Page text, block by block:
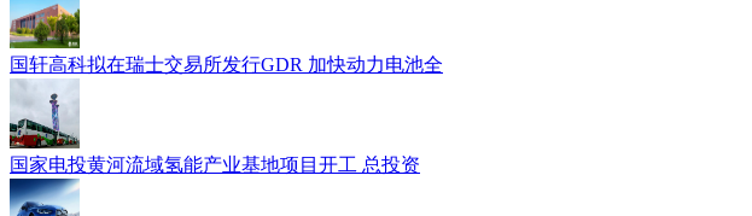
国轩高科拟在瑞士交易所发行GDR 加快动力电池全
国家电投黄河流域氢能产业基地项目开工 总投资